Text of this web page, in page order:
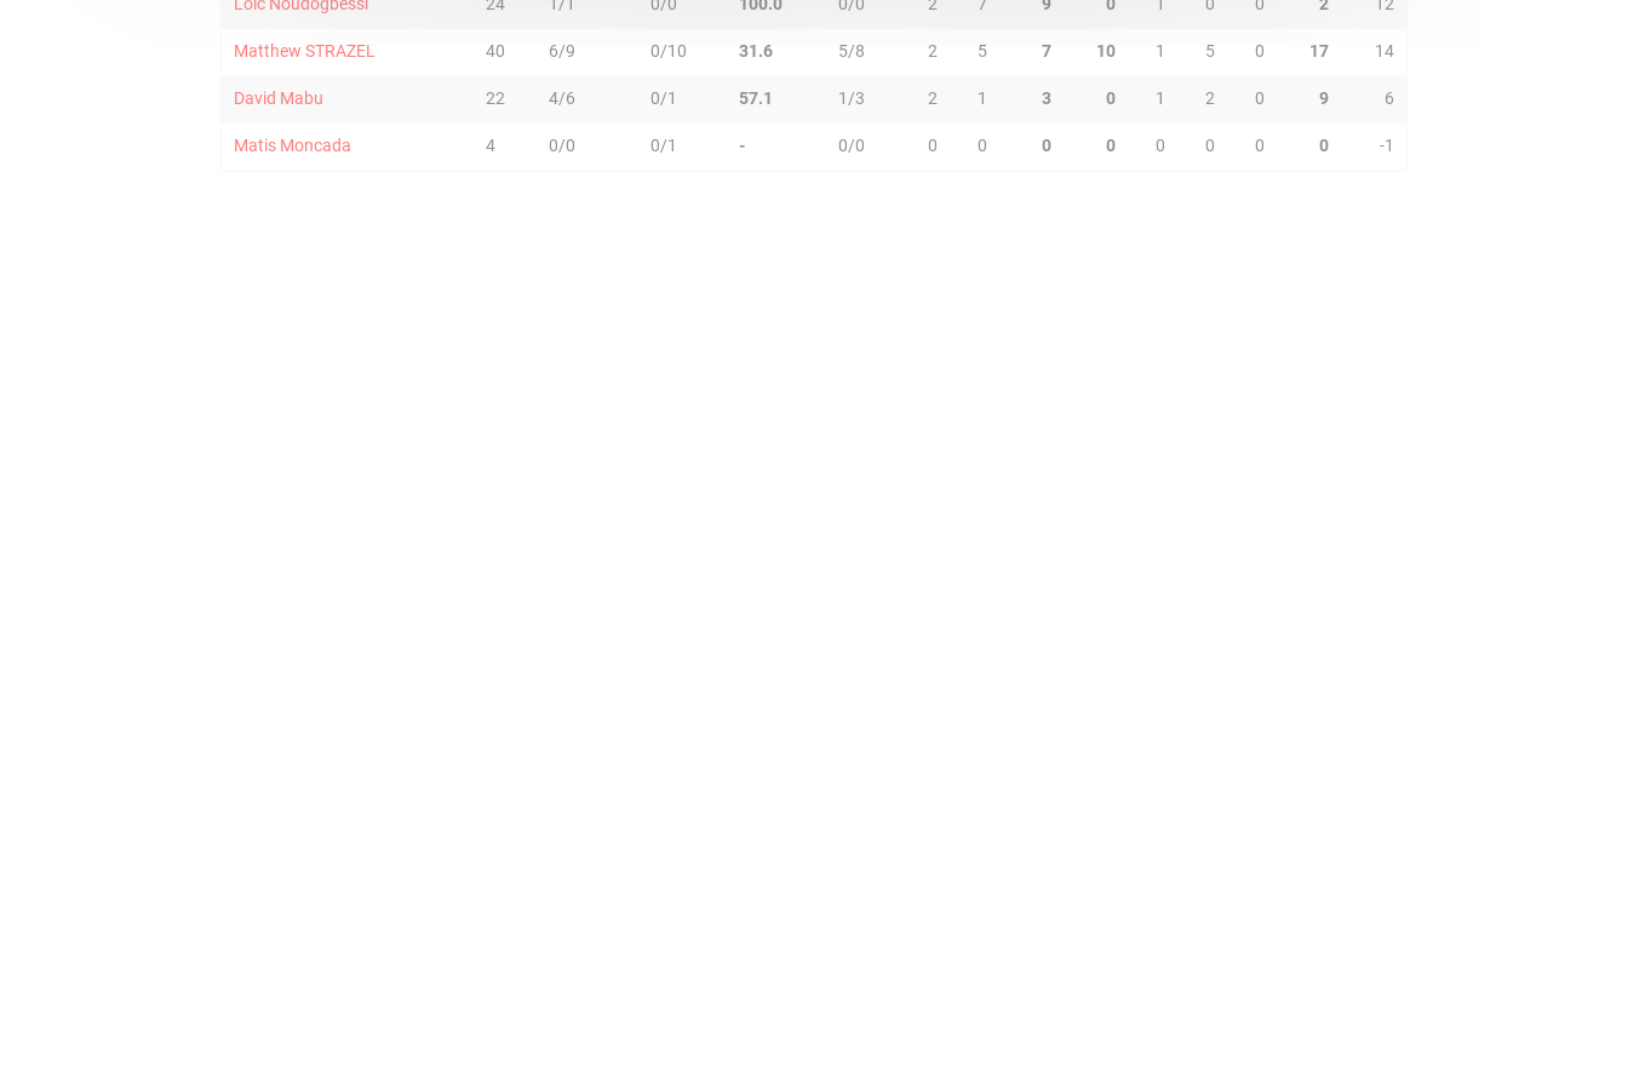
Matthew STRAZEL 40 6/9 0/10 31.6 5/8 2 5 7 10 1 5 0 17 14
David Mabu 22 4/6 0/1 57.1 1/3 2 1 3 0 1 2 0 9 6
Matis Moncada 4 0/0 0/1 - 0/0 0 0 0 0 0 0 0 0 -1